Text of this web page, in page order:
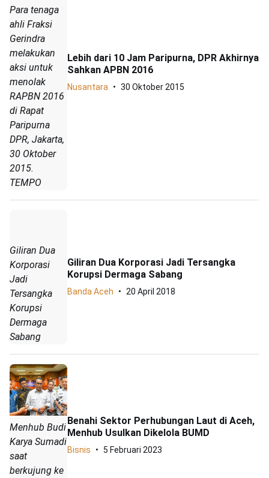
Para tenaga
ahli Fraksi
Gerindra
melakukan
aksi untuk
menolak
RAPBN 2016
di Rapat
Paripurna
DPR, Jakarta,
30 Oktober
2015.
TEMPO
Lebih dari 10 Jam Paripurna, DPR Akhirnya
Sahkan APBN 2016
Nusantara 30 Oktober 2015
Giliran Dua
Korporasi
Jadi
Tersangka
Korupsi
Dermaga
Sabang
Giliran Dua Korporasi Jadi Tersangka
Korupsi Dermaga Sabang
Banda Aceh 20 April 2018
Menhub Budi
Karya Sumadi
saat
berkujung ke
Benahi Sektor Perhubungan Laut di Aceh,
Menhub Usulkan Dikelola BUMD
Bisnis 5 Februari 2023